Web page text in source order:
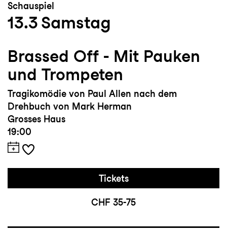
Schauspiel
13.3 Samstag
Brassed Off - Mit Pauken
und Trompeten
Tragikomödie von Paul Allen nach dem
Drehbuch von Mark Herman
Grosses Haus
19:00
Tickets
CHF 35-75